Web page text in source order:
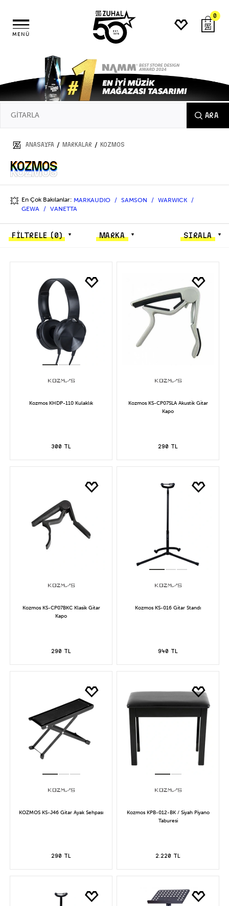
MENÜ
0
ARA
ANASAYFA / MARKALAR / KOZMOS
KOZMOS
KOZMOS
💥 En Çok Bakılanlar: MARKAUDIO SAMSON
WARWICK
GEWA
VANETTA
FİLTRELE(0) MARKA SIRALA
Kozmos KHDP-110 Kulaklık
300 TL
Kozmos KS-CP07SLA Akustik Gitar
Kapo
290 TL
Kozmos KS-CP07BKC Klasik Gitar
Kapo
290 TL
Kozmos KS-016 Gitar Standı
940 TL
KOZMOS KS-J46 Gitar Ayak Sehpası
290 TL
Kozmos KPB-012-BK / Siyah Piyano
Taburesi
2.220 TL